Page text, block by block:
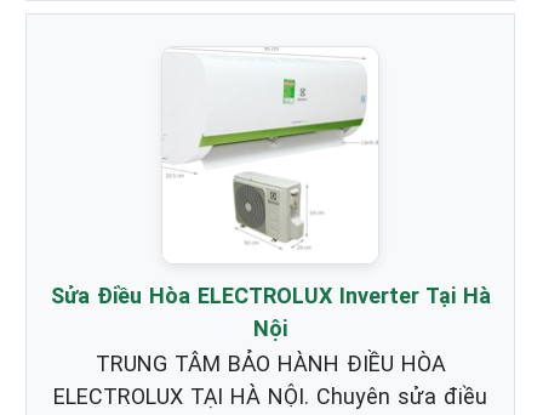
Sửa Điều Hòa ELECTROLUX Inverter Tại Hà
Nội
TRUNG TÂM BẢO HÀNH ĐIỀU HÒA
ELECTROLUX TẠI HÀ NỘI. Chuyên sửa điều